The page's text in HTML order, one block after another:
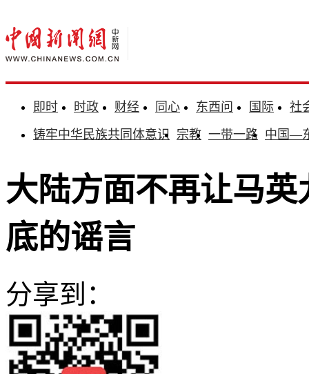
即时 时政 财经 同心 东西问 国际
社
铸牢中华民族共同体意识 宗教 一带一路 中国—
大陆方面不再让马
底的谣言
分享到：